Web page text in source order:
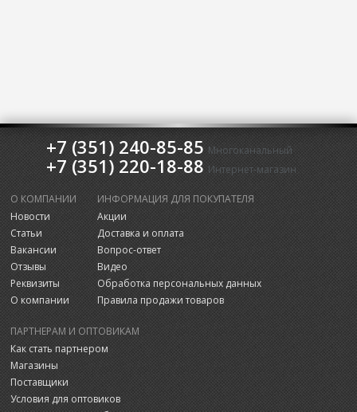
+7 (351) 240-85-85 Многоканальный
+7 (351) 220-18-88 Интернет-магазин
О КОМПАНИИ
Новости
Статьи
Вакансии
Отзывы
Реквизиты
О компании
ИНФОРМАЦИЯ ДЛЯ ПОКУПАТЕЛЯ
Акции
Доставка и оплата
Вопрос-ответ
Видео
Обработка персональных данных
Правила продажи товаров
ПАРТНЕРАМ И ОПТОВИКАМ
Как стать партнером
Магазины
Поставщики
Условия для оптовиков